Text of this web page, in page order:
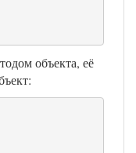
объекта, её